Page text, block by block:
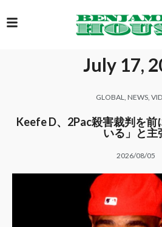
GLOBAL
July 17,
GLOBAL NEWS,
Keefe D、2Pac殺害裁判を前
いる」と主
2026/08/05